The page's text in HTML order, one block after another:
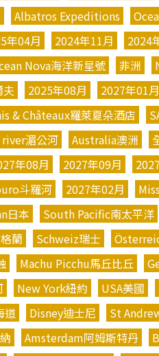
Albatros Expeditions
年04月 2024年11月 2024
Nova海洋新星號 非洲
夫 2025年08月 2027年01月
& Châteaux羅萊夏朵酒店
湄公河 Australia澳洲
年08月 2027年09月
斗羅河 2027年02月
日本 South Pacific南太平洋
蘭 Schweiz瑞士
Machu Picchu馬丘比丘
New York紐約 USA美國
道 Disney迪士尼 St
Amsterdam阿姆斯特丹